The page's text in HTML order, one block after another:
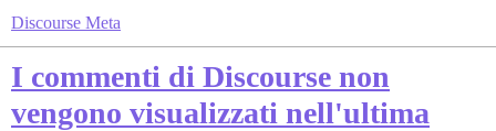
Discourse Meta
I commenti di Discourse non
vengono visualizzati nell'ultima